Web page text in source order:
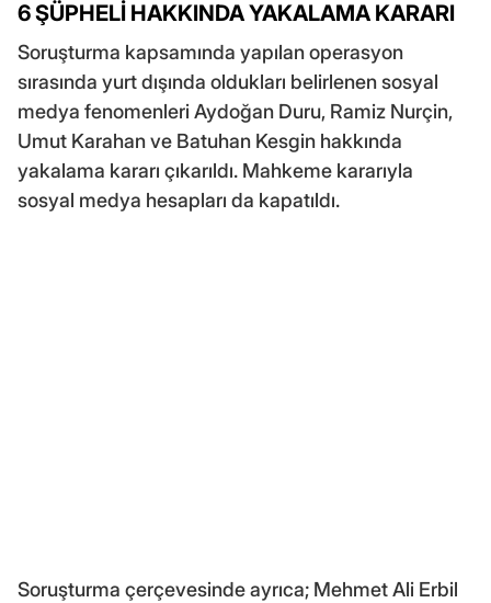
6 ŞÜPHELİ HAKKINDA YAKALAMA KARARI
Soruşturma kapsamında yapılan operasyon
sırasında yurt dışında oldukları belirlenen sosyal
medya fenomenleri Aydoğan Duru, Ramiz Nurçin,
Umut Karahan ve Batuhan Kesgin hakkında
yakalama kararı çıkarıldı. Mahkeme kararıyla
sosyal medya hesapları da kapatıldı.
Soruşturma çerçevesinde ayrıca; Mehmet Ali Erbil